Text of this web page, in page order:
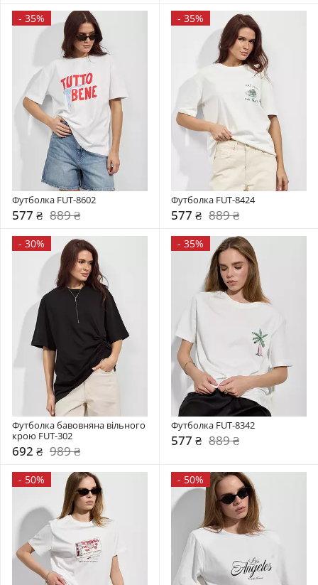
- 35%
Футболка FUT-8602
577 ₴ 889 ₴
- 35%
Футболка FUT-8424
577 ₴ 889 ₴
- 30%
Футболка бавовняна вільного
крою FUT-302
692 ₴ 989 ₴
- 35%
Футболка FUT-8342
577 ₴ 889 ₴
- 50% - 50%